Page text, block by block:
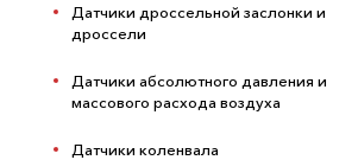
Датчики дроссельной заслонки и
дроссели
Датчики абсолютного давления и
массового расхода воздуха
Датчики коленвала